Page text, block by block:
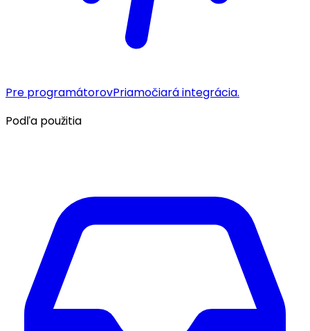
Pre programátorovPriamočiará integrácia.
Podľa použitia